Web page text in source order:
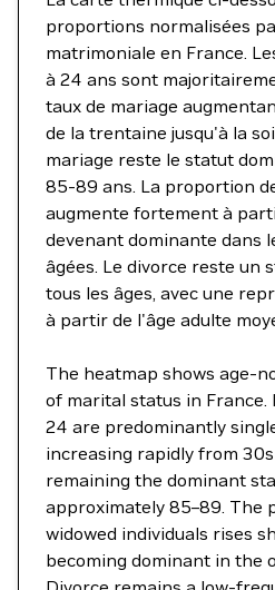
proportions normalisées
matrimoniale en France.
à 24 ans sont
taux de mariage
de la trentaine jusqu'à la
mariage reste le statut
85-89 ans. La proportion
augmente fortement à
devenant dominante dans
âgées. Le divorce reste un
tous les âges, avec une
à partir de l'âge adulte
The heatmap shows age-
of marital status in France.
24 are predominantly
increasing rapidly from
remaining the dominant
approximately 85–89. The
widowed individuals rises
becoming dominant in the